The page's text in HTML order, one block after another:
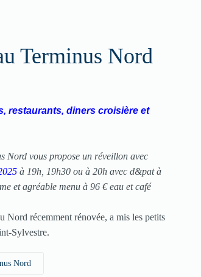
Terminus Nord
restaurants, diners croisière et
Nord vous propose un réveillon avec
à 19h, 19h30 ou à 20h avec d&pat à
et agréable menu à 96 € eau et café
Nord récemment rénovée, a mis les petits
Sylvestre.
Nord